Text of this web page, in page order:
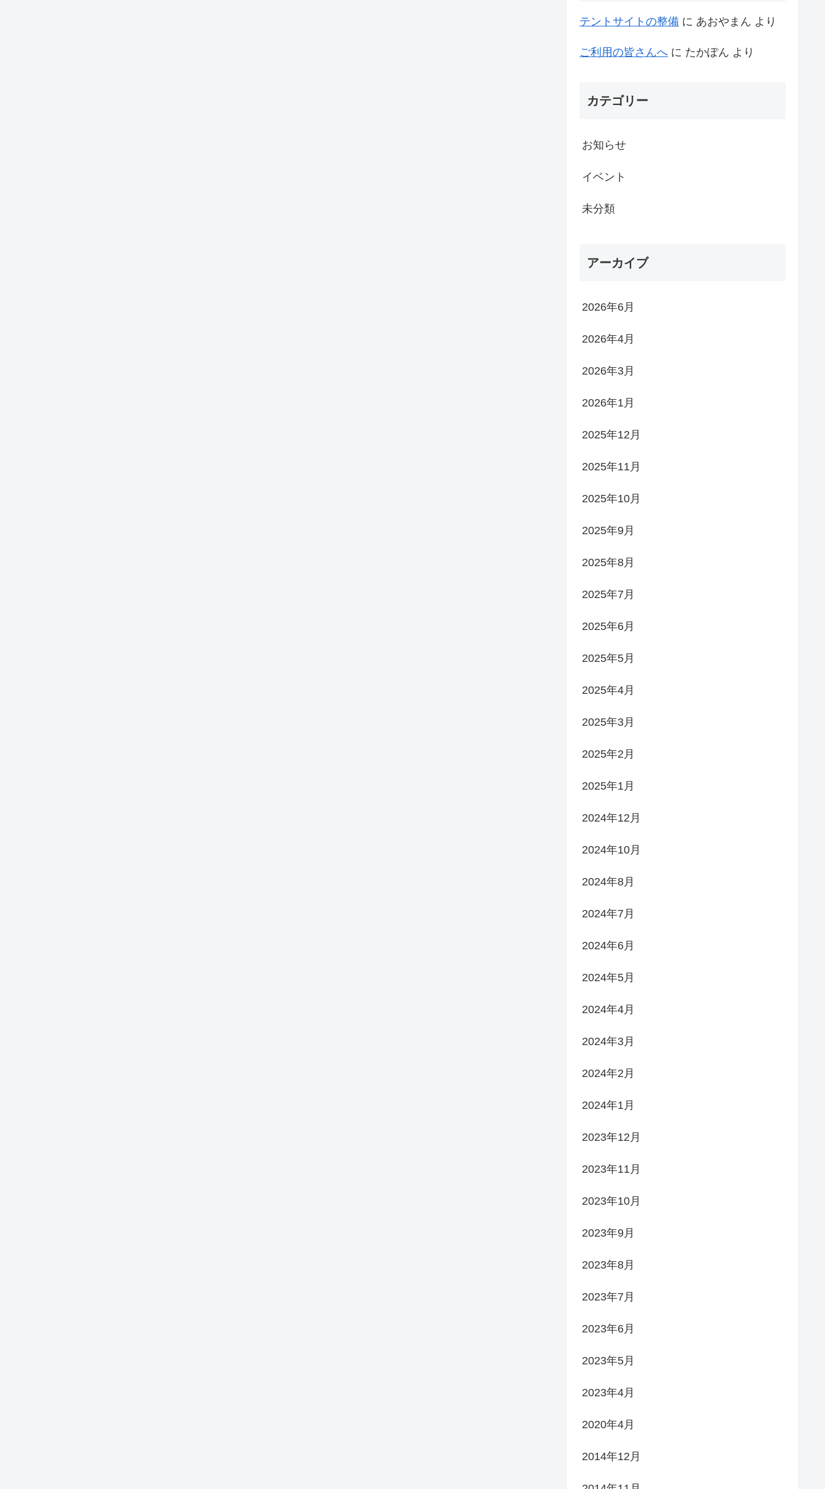
テントサイトの整備 に あおやまん より
ご利用の皆さんへ に たかぽん より
カテゴリー
お知らせ
イベント
未分類
アーカイブ
2026年6月
2026年4月
2026年3月
2026年1月
2025年12月
2025年11月
2025年10月
2025年9月
2025年8月
2025年7月
2025年6月
2025年5月
2025年4月
2025年3月
2025年2月
2025年1月
2024年12月
2024年10月
2024年8月
2024年7月
2024年6月
2024年5月
2024年4月
2024年3月
2024年2月
2024年1月
2023年12月
2023年11月
2023年10月
2023年9月
2023年8月
2023年7月
2023年6月
2023年5月
2023年4月
2020年4月
2014年12月